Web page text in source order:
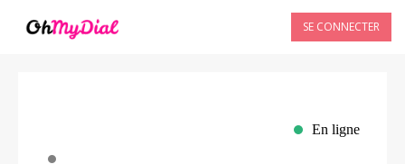
SE CONNECTER
En ligne